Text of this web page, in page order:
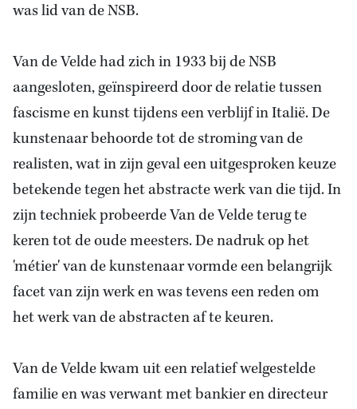
was lid van de NSB.
Van de Velde had zich in 1933 bij de NSB
aangesloten, geïnspireerd door de relatie tussen
fascisme en kunst tijdens een verblijf in Italië. De
kunstenaar behoorde tot de stroming van de
realisten, wat in zijn geval een uitgesproken keuze
betekende tegen het abstracte werk van die tijd. In
zijn techniek probeerde Van de Velde terug te
keren tot de oude meesters. De nadruk op het
'métier' van de kunstenaar vormde een belangrijk
facet van zijn werk en was tevens een reden om
het werk van de abstracten af te keuren.
Van de Velde kwam uit een relatief welgestelde
familie en was verwant met bankier en directeur